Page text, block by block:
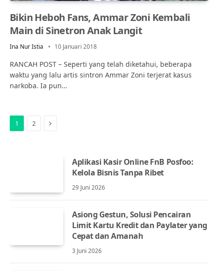
Bikin Heboh Fans, Ammar Zoni Kembali
Main di Sinetron Anak Langit
Ina Nur Istia 10 Januari 2018
RANCAH POST – Seperti yang telah diketahui, beberapa
waktu yang lalu artis sintron Ammar Zoni terjerat kasus
narkoba. Ia pun…
1 2 Next
Aplikasi Kasir Online FnB Posfoo:
Kelola Bisnis Tanpa Ribet
29 Juni 2026
Asiong Gestun, Solusi Pencairan
Limit Kartu Kredit dan Paylater yang
Cepat dan Amanah
3 Juni 2026